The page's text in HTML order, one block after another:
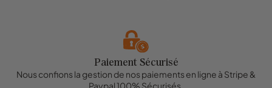
Paiement Sécurisé
Nous confions la gestion de nos paiements en ligne à Stripe &
Paypal 100% Sécurisés.